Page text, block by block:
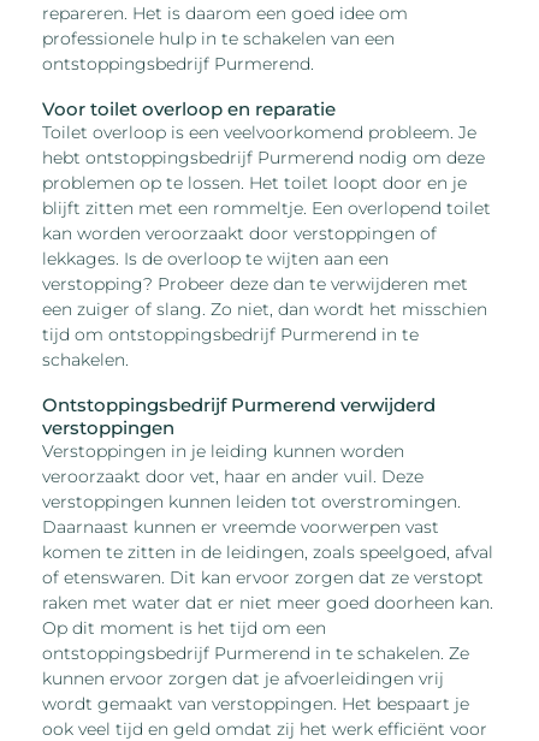
repareren. Het is daarom een goed idee om
professionele hulp in te schakelen van een
ontstoppingsbedrijf Purmerend.
Voor toilet overloop en reparatie
Toilet overloop is een veelvoorkomend probleem. Je
hebt ontstoppingsbedrijf Purmerend nodig om deze
problemen op te lossen. Het toilet loopt door en je
blijft zitten met een rommeltje. Een overlopend toilet
kan worden veroorzaakt door verstoppingen of
lekkages. Is de overloop te wijten aan een
verstopping? Probeer deze dan te verwijderen met
een zuiger of slang. Zo niet, dan wordt het misschien
tijd om ontstoppingsbedrijf Purmerend in te
schakelen.
Ontstoppingsbedrijf Purmerend verwijderd
verstoppingen
Verstoppingen in je leiding kunnen worden
veroorzaakt door vet, haar en ander vuil. Deze
verstoppingen kunnen leiden tot overstromingen.
Daarnaast kunnen er vreemde voorwerpen vast
komen te zitten in de leidingen, zoals speelgoed, afval
of etenswaren. Dit kan ervoor zorgen dat ze verstopt
raken met water dat er niet meer goed doorheen kan.
Op dit moment is het tijd om een
ontstoppingsbedrijf Purmerend in te schakelen. Ze
kunnen ervoor zorgen dat je afvoerleidingen vrij
wordt gemaakt van verstoppingen. Het bespaart je
ook veel tijd en geld omdat zij het werk efficiënt voor